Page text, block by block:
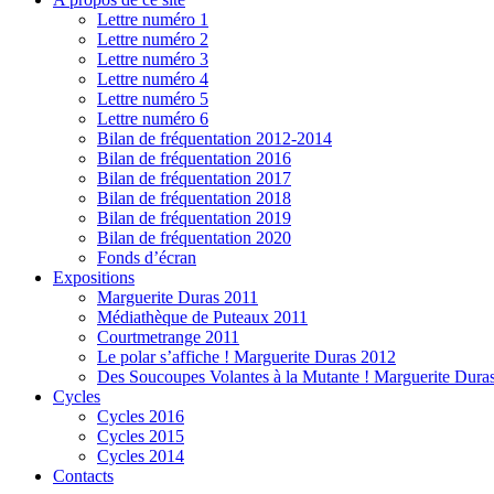
Lettre numéro 1
Lettre numéro 2
Lettre numéro 3
Lettre numéro 4
Lettre numéro 5
Lettre numéro 6
Bilan de fréquentation 2012-2014
Bilan de fréquentation 2016
Bilan de fréquentation 2017
Bilan de fréquentation 2018
Bilan de fréquentation 2019
Bilan de fréquentation 2020
Fonds d’écran
Expositions
Marguerite Duras 2011
Médiathèque de Puteaux 2011
Courtmetrange 2011
Le polar s’affiche ! Marguerite Duras 2012
Des Soucoupes Volantes à la Mutante ! Marguerite
Cycles
Cycles 2016
Cycles 2015
Cycles 2014
Contacts